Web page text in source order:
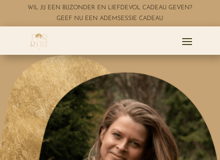
WIL JIJ EEN BIJZONDER EN LIEFDEVOL CADEAU GEVEN?
GEEF NU EEN ADEMSESSIE CADEAU